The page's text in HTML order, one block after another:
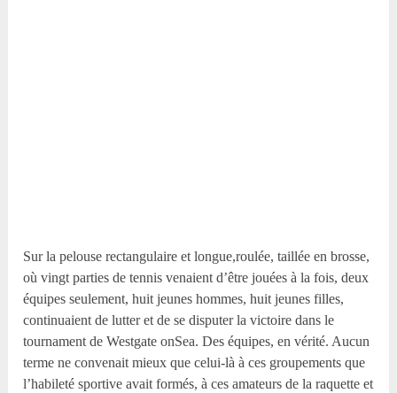
Sur la pelouse rectangulaire et longue,roulée, taillée en brosse,
où vingt parties de tennis venaient d’être jouées à la fois, deux
équipes seulement, huit jeunes hommes, huit jeunes filles,
continuaient de lutter et de se disputer la victoire dans le
tournament de Westgate onSea. Des équipes, en vérité. Aucun
terme ne convenait mieux que celui-là à ces groupements que
l’habileté sportive avait formés, à ces amateurs de la raquette et